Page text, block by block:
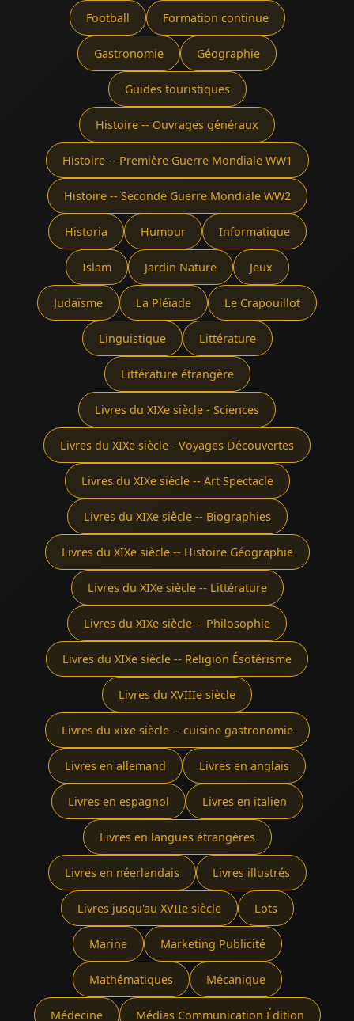
Football Formation continue
Gastronomie Géographie
Guides touristiques
Histoire -- Ouvrages généraux
Histoire -- Première Guerre Mondiale WW1
Histoire -- Seconde Guerre Mondiale WW2
Historia Humour Informatique
Islam Jardin Nature Jeux
Judaïsme La Pléïade Le Crapouillot
Linguistique Littérature
Littérature étrangère
Livres du XIXe siècle - Sciences
Livres du XIXe siècle - Voyages Découvertes
Livres du XIXe siècle -- Art Spectacle
Livres du XIXe siècle -- Biographies
Livres du XIXe siècle -- Histoire Géographie
Livres du XIXe siècle -- Littérature
Livres du XIXe siècle -- Philosophie
Livres du XIXe siècle -- Religion Ésotérisme
Livres du XVIIIe siècle
Livres du xixe siècle -- cuisine gastronomie
Livres en allemand Livres en anglais
Livres en espagnol Livres en italien
Livres en langues étrangères
Livres en néerlandais Livres illustrés
Livres jusqu'au XVIIe siècle Lots
Marine Marketing Publicité
Mathématiques Mécanique
Médecine Médias Communication Édition